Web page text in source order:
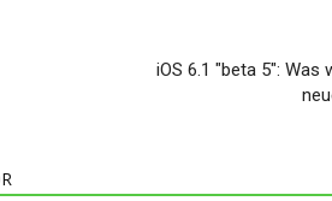
iOS 6.1 "beta 5": Was